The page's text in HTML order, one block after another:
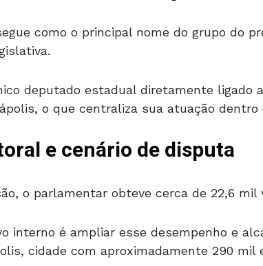
como o principal nome do grupo do
deputado estadual diretamente ligado
o que centraliza sua atuação dentro
e cenário de disputa
o parlamentar obteve cerca de 22,6 mil
interno é ampliar esse desempenho e
cidade com aproximadamente 290 mil